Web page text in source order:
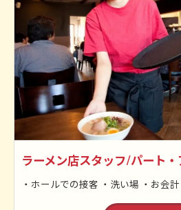
ラーメン店スタッフ/パート
・ホールでの接客 ・洗い場 ・お会計